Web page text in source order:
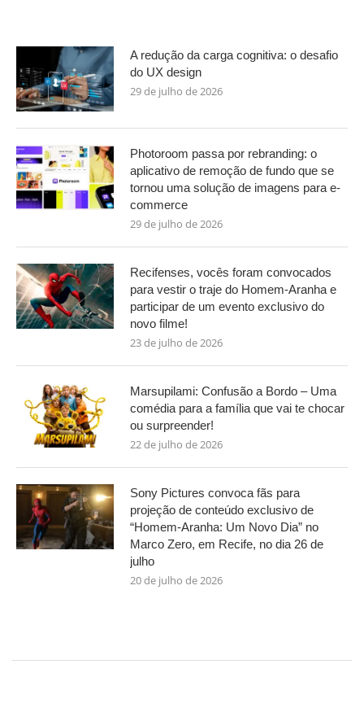
A redução da carga cognitiva: o desafio
do UX design
29 de julho de 2026
Photoroom passa por rebranding: o
aplicativo de remoção de fundo que se
tornou uma solução de imagens para e-
commerce
29 de julho de 2026
Recifenses, vocês foram convocados
para vestir o traje do Homem-Aranha e
participar de um evento exclusivo do
novo filme!
23 de julho de 2026
Marsupilami: Confusão a Bordo – Uma
comédia para a família que vai te chocar
ou surpreender!
22 de julho de 2026
Sony Pictures convoca fãs para
projeção de conteúdo exclusivo de
“Homem-Aranha: Um Novo Dia” no
Marco Zero, em Recife, no dia 26 de
julho
20 de julho de 2026